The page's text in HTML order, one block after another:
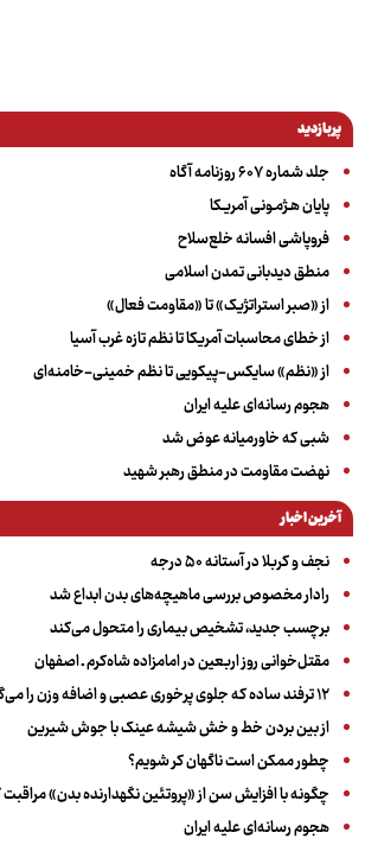
پربازدید
جلد شماره ۶۰۷ روزنامه آگاه
پایان هـژمـونی آمریـکا
فروپاشی افسانه خلع‌سلاح
منطق دیدبانی تمدن اسلامی
از «صبر استراتژیک» تا «مقاومت فعال»
از خطای محاسبات آمریکا تا نظم تازه غرب آسیا
از «نظم» سایکس-پیکویی تا نظم خمینی-خامنه‌ای
هجوم رسانه‌ای علیه ایران
شبی که خاورمیانه عوض شد
نهضت مقاومت در منطق رهبر شهید
آخرین اخبار
نجف و کربلا در آستانه ۵۰ درجه
رادار مخصوص بررسی ماهیچه‌های بدن ابداع شد
برچسب جدید، تشخیص بیماری را متحول می‌کند
مقتل‌خوانی روز اربعین در امامزاده شاه‌کرم ـ اصفهان
۱۲ ترفند ساده که جلوی پرخوری عصبی و اضافه ‌وزن را می‌گیرد
از بین بردن خط و خش شیشه عینک با جوش شیرین
چطور ممکن است ناگهان کر شویم؟
چگونه با افزایش سن از «پروتئین نگهدارنده بدن»
هجوم رسانه‌ای علیه ایران